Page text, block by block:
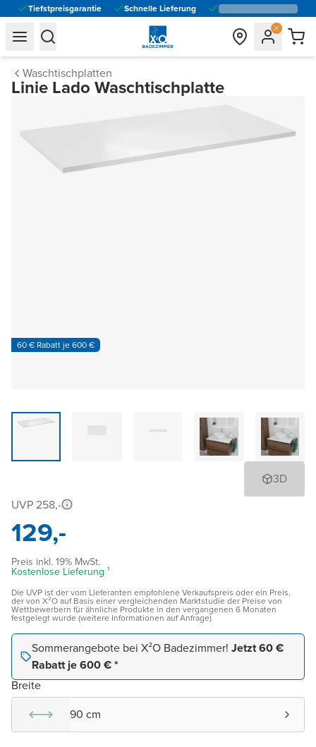
Tiefstpreisgarantie Schnelle Lieferung
general.navigation.toggle_menu.label
general.navigation.toggle_menu.label
Waschtischplatten
Linie Lado Waschtischplatte
60 € Rabatt je 600 €
3D
UVP 258,-
129,-
Preis inkl. 19% MwSt.
Kostenlose Lieferung ¹
Die UVP ist der vom Lieferanten empfohlene Verkaufspreis oder ein Preis,
der von X²O auf Basis einer vergleichenden Marktstudie der Preise von
Wettbewerbern für ähnliche Produkte in den vergangenen 6 Monaten
festgelegt wurde (weitere Informationen auf Anfrage)
Sommerangebote bei X²O Badezimmer! Jetzt 60 €
Rabatt je 600 € *
Breite
90 cm